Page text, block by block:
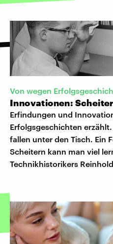
Von wegen
Innovationen:
Erfindungen und
Erfolgsgeschichten
fallen unter den Tisch. Ein
Scheitern kann man viel
Technikhistorikers